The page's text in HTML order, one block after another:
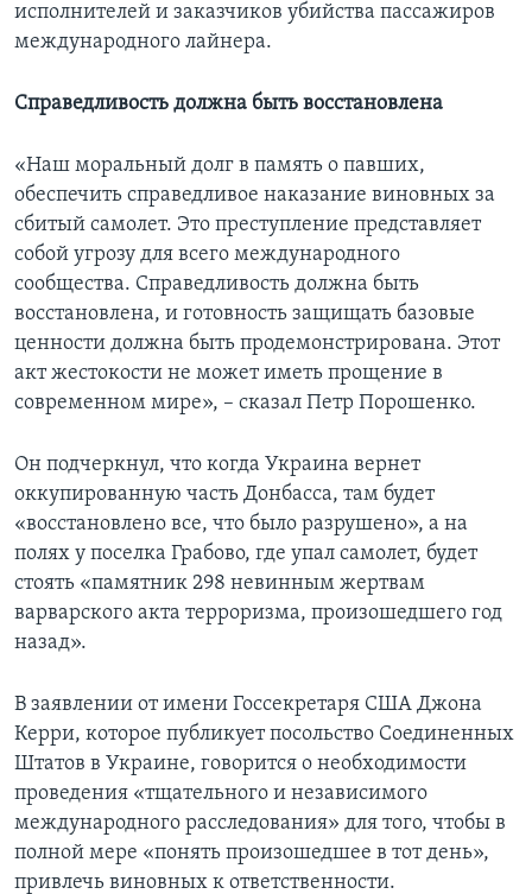
исполнителей и заказчиков убийства пассажиров
международного лайнера.
Справедливость должна быть восстановлена
«Наш моральный долг в память о павших,
обеспечить справедливое наказание виновных за
сбитый самолет. Это преступление представляет
собой угрозу для всего международного
сообщества. Справедливость должна быть
восстановлена, и готовность защищать базовые
ценности должна быть продемонстрирована. Этот
акт жестокости не может иметь прощение в
современном мире», – сказал Петр Порошенко.
Он подчеркнул, что когда Украина вернет
оккупированную часть Донбасса, там будет
«восстановлено все, что было разрушено», а на
полях у поселка Грабово, где упал самолет, будет
стоять «памятник 298 невинным жертвам
варварского акта терроризма, произошедшего год
назад».
В заявлении от имени Госсекретаря США Джона
Керри, которое публикует посольство Соединенных
Штатов в Украине, говорится о необходимости
проведения «тщательного и независимого
международного расследования» для того, чтобы в
полной мере «понять произошедшее в тот день»,
привлечь виновных к ответственности.